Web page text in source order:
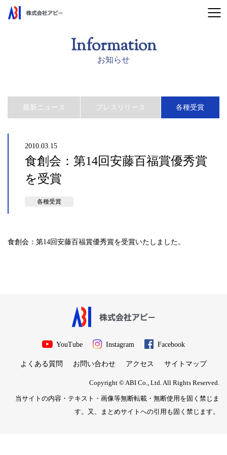
Information
お知らせ
最新ニュース プレスリリース 各種受賞
2010.03.15
食創会：第14回安藤百福賞優秀賞
を受賞
各種受賞
食創会：第14回安藤百福賞優秀賞を受賞いたしました。
YouTube Instagram Facebook
よくある質問 お問い合わせ アクセス サイトマップ
Copyright © ABI Co., Ltd. All Rights Reserved.
当サイトの内容・テキスト・画像等無断転載・無断使用を固く禁じま
す。又、まとめサイトへの引用も固く禁じます。